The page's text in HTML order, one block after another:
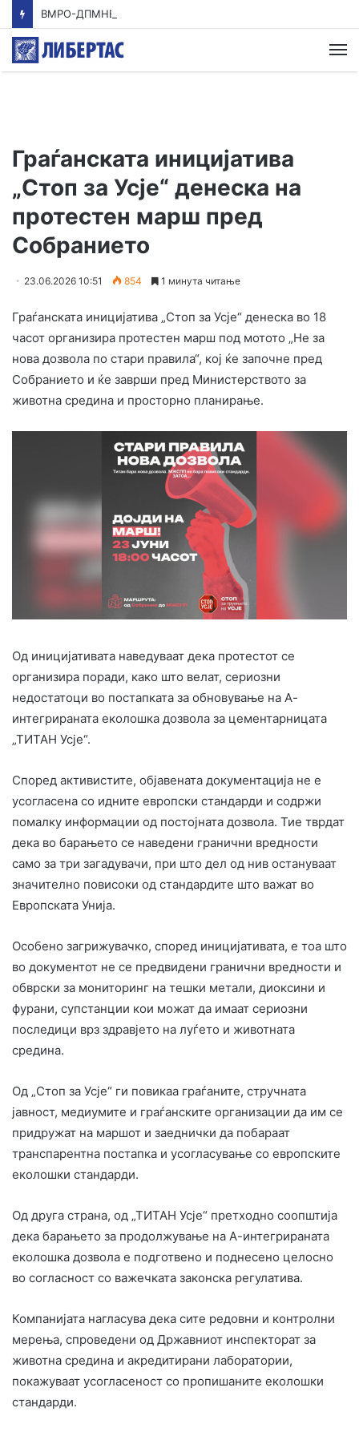
Граѓанската иницијатива
„Стоп за Усје“ денеска на
протестен марш пред
Собранието
23.06.2026 10:51 854 1 минута читање
Граѓанската иницијатива „Стоп за Усје“ денеска во 18
часот организира протестен марш под мотото „Не за
нова дозвола по стари правила“, кој ќе започне пред
Собранието и ќе заврши пред Министерството за
животна средина и просторно планирање.
Од иницијативата наведуваат дека протестот се
организира поради, како што велат, сериозни
недостатоци во постапката за обновување на А-
интегрираната еколошка дозвола за цементарницата
„ТИТАН Усје“.
Според активистите, објавената документација не е
усогласена со идните европски стандарди и содржи
помалку информации од постојната дозвола. Тие тврдат
дека во барањето се наведени гранични вредности
само за три загадувачи, при што дел од нив остануваат
значително повисоки од стандардите што важат во
Европската Унија.
Особено загрижувачко, според иницијативата, е тоа што
во документот не се предвидени гранични вредности и
обврски за мониторинг на тешки метали, диоксини и
фурани, супстанции кои можат да имаат сериозни
последици врз здравјето на луѓето и животната
средина.
Од „Стоп за Усје“ ги повикаа граѓаните, стручната
јавност, медиумите и граѓанските организации да им се
придружат на маршот и заеднички да побараат
транспарентна постапка и усогласување со европските
еколошки стандарди.
Од друга страна, од „ТИТАН Усје“ претходно соопштија
дека барањето за продолжување на А-интегрираната
еколошка дозвола е подготвено и поднесено целосно
во согласност со важечката законска регулатива.
Компанијата нагласува дека сите редовни и контролни
мерења, спроведени од Државниот инспекторат за
животна средина и акредитирани лаборатории,
покажуваат усогласеност со пропишаните еколошки
стандарди.